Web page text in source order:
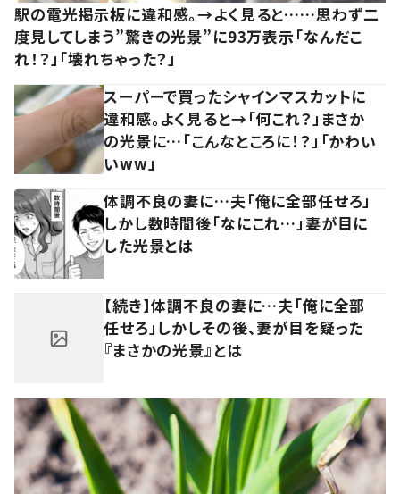
駅の電光掲示板に違和感。→よく見ると……思わず二
度見してしまう”驚きの光景”に93万表示「なんだこ
れ！？」「壊れちゃった？」
スーパーで買ったシャインマスカットに
違和感。よく見ると→「何これ？」まさか
の光景に…「こんなところに！？」「かわい
いww」
体調不良の妻に…夫「俺に全部任せろ」
しかし数時間後「なにこれ…」妻が目に
した光景とは
【続き】体調不良の妻に…夫「俺に全部
任せろ」しかしその後、妻が目を疑った
『まさかの光景』とは